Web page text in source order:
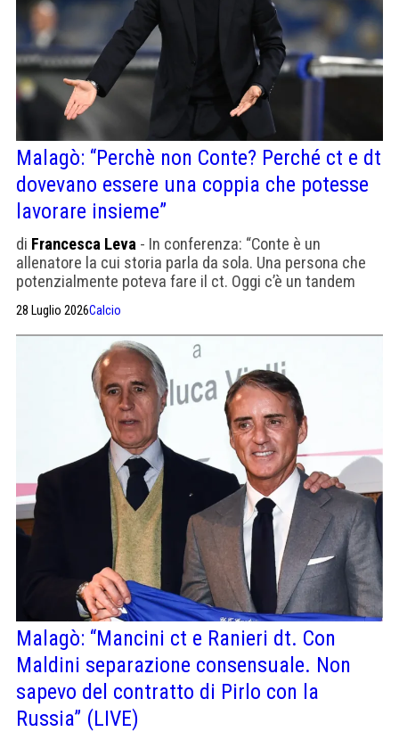
Malagò: “Perchè non Conte? Perché ct e dt
dovevano essere una coppia che potesse
lavorare insieme”
di Francesca Leva - In conferenza: “Conte è un
allenatore la cui storia parla da sola. Una persona che
potenzialmente poteva fare il ct. Oggi c’è un tandem
Ranieri e Mancini”.
28 Luglio 2026Calcio
Malagò: “Mancini ct e Ranieri dt. Con
Maldini separazione consensuale. Non
sapevo del contratto di Pirlo con la
Russia” (LIVE)